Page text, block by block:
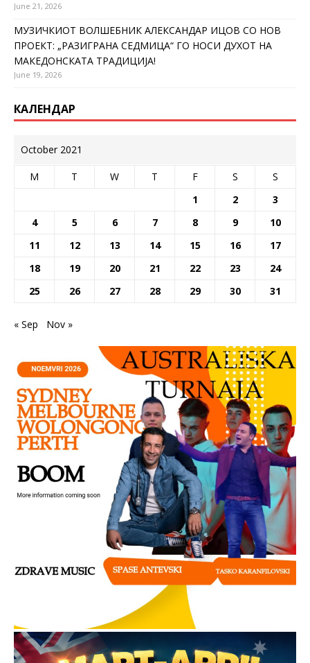
June 21, 2026
МУЗИЧКИОТ ВОЛШЕБНИК АЛЕКСАНДАР ИЦОВ СО НОВ
ПРОЕКТ: „РАЗИГРАНА СЕДМИЦА“ ГО НОСИ ДУХОТ НА
МАКЕДОНСКАТА ТРАДИЦИЈА!
June 19, 2026
КАЛЕНДАР
October 2021
M T W T F S
S
1
2
3
4
5 6 7 8 9
10
11
12 13 14 15 16
17
18
19 20 21 22 23
24
25
26 27 28 29 30 31
« Sep Nov »